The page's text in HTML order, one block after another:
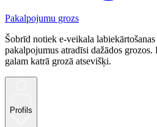
Pakalpojumu grozs
Šobrīd notiek e-veikala
pakalpojumus atradīsi dažādos
galam katrā grozā atsevišķi.
Profils